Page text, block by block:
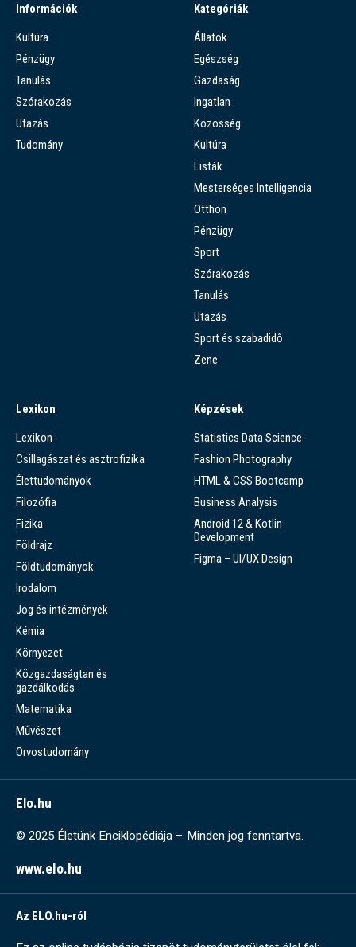
Információk
Kultúra
Pénzügy
Tanulás
Szórakozás
Utazás
Tudomány
Kategóriák
Állatok
Egészség
Gazdaság
Ingatlan
Közösség
Kultúra
Listák
Mesterséges Intelligencia
Otthon
Pénzügy
Sport
Szórakozás
Tanulás
Utazás
Sport és szabadidő
Zene
Lexikon
Lexikon
Csillagászat és asztrofizika
Élettudományok
Filozófia
Fizika
Földrajz
Földtudományok
Irodalom
Jog és intézmények
Kémia
Környezet
Közgazdaságtan és
gazdálkodás
Matematika
Művészet
Orvostudomány
Képzések
Statistics Data Science
Fashion Photography
HTML & CSS Bootcamp
Business Analysis
Android 12 & Kotlin
Development
Figma – UI/UX Design
Elo.hu
© 2025 Életünk Enciklopédiája – Minden jog fenntartva.
www.elo.hu
Az ELO.hu-ról